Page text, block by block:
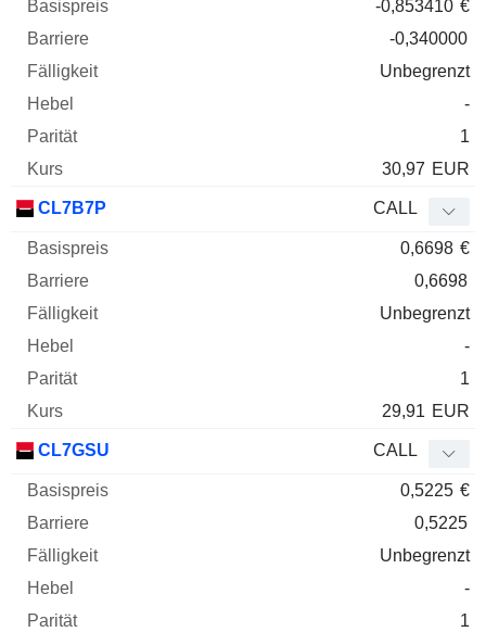
-0,853410 €
-0,340000
Unbegrenzt
-
1
30,97 EUR
CL7B7P CALL
0,6698 €
0,6698
Unbegrenzt
-
1
29,91 EUR
CL7GSU CALL
0,5225 €
0,5225
Unbegrenzt
-
1